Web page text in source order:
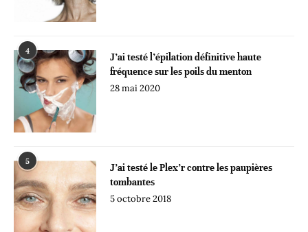
4
J’ai testé l’épilation définitive haute
fréquence sur les poils du menton
28 mai 2020
5
J’ai testé le Plex’r contre les paupières
tombantes
5 octobre 2018